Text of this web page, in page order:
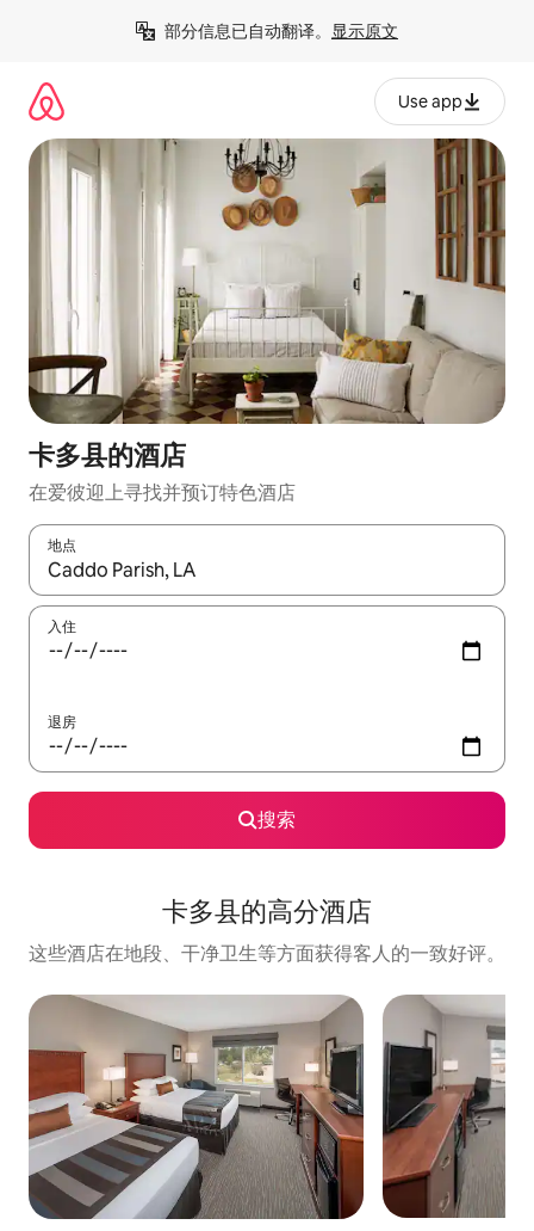
部分信息已自动翻译。 显示原文
Use app
卡多县的酒店
在爱彼迎上寻找并预订特色酒店
地点
如有搜索结果，请使用上下方向键查看，或通过点击或滑动手势
入住
退房
搜索
卡多县的高分酒店
这些酒店在地段、干净卫生等方面获得客人的一致好评。